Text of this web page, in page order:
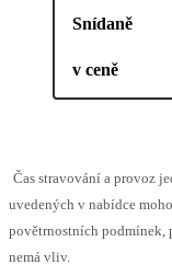
Snídaně
v ceně
Čas stravování a provoz
uvedených v nabídce
povětrnostních podmínek,
nemá vliv.